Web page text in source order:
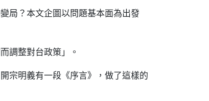
局？本文企圖以問題基本面為出發
調整對台政策」。
宗明義有一段《序言》，做了這樣的